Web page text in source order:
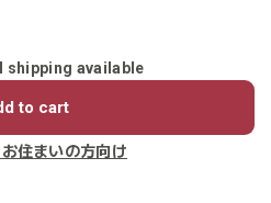
shipping available
to cart
住まいの方向け